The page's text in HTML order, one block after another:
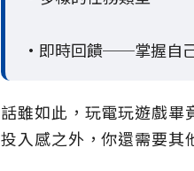
•即時回饋──掌握自
話雖如此，玩電玩遊戲畢
投入感之外，你還需要其